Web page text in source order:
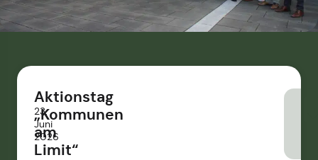
23.
Juni
2026
Aktionstag
„Kommunen
am
Limit“